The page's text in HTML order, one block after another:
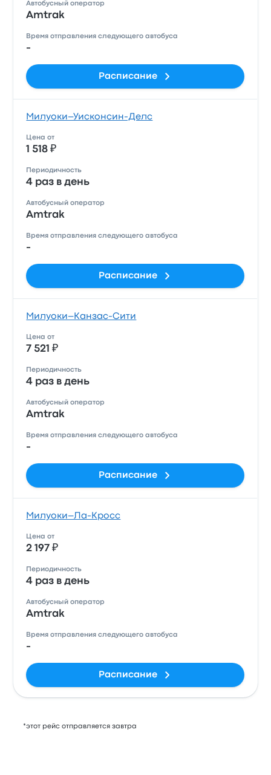
Автобусный оператор
Amtrak
Время отправления следующего автобуса
-
Расписание
Милуоки–Уисконсин-Делс
Цена от
1 518 ₽
Периодичность
4 раз в день
Автобусный оператор
Amtrak
Время отправления следующего автобуса
-
Расписание
Милуоки–Канзас-Сити
Цена от
7 521 ₽
Периодичность
4 раз в день
Автобусный оператор
Amtrak
Время отправления следующего автобуса
-
Расписание
Милуоки–Ла-Кросс
Цена от
2 197 ₽
Периодичность
4 раз в день
Автобусный оператор
Amtrak
Время отправления следующего автобуса
-
Расписание
*этот рейс отправляется завтра